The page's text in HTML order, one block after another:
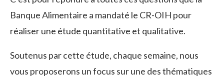
Banque Alimentaire a mandaté le CR-OIH pour
réaliser une étude quantitative et qualitative.
Soutenus par cette étude, chaque semaine, nous
vous proposerons un focus sur une des thématiques